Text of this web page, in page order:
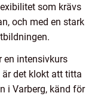
som krävs
och med en stark
en intensivkurs
är det klokt att titta
i Varberg, känd för